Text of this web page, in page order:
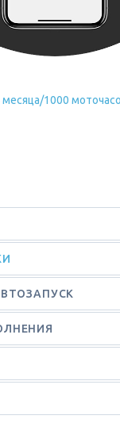
месяца/1000